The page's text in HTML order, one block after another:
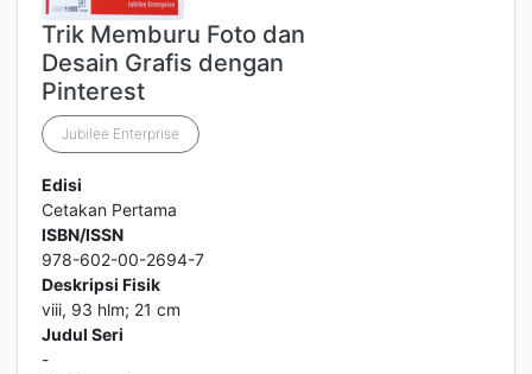
Trik Memburu Foto dan
Desain Grafis dengan
Pinterest
Jubilee Enterprise
Edisi
Cetakan Pertama
ISBN/ISSN
978-602-00-2694-7
Deskripsi Fisik
viii, 93 hlm; 21 cm
Judul Seri
-